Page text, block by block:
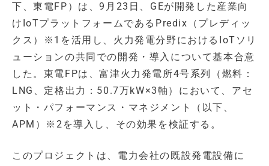
下、東電FP）は、9月23日、GEが開発した産業向
けIoTプラットフォームであるPredix（プレディッ
クス）※1を活用し、火力発電分野におけるIoTソリ
ューションの共同での開発・導入について基本合意
した。東電FPは、富津火力発電所4号系列（燃料：
LNG、定格出力：50.7万kW×3軸）において、アセ
ット・パフォーマンス・マネジメント（以下、
APM）※2を導入し、その効果を検証する。
このプロジェクトは、電力会社の既設発電設備に